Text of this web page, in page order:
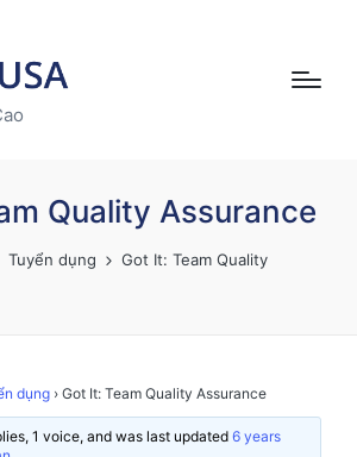
Quality Assurance
Tuyển dụng
Got It: Team Quality
dụng › Got It: Team Quality Assurance
1 voice, and was last updated6 years